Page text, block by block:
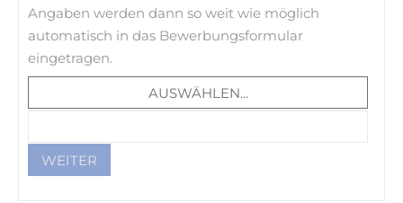
Angaben werden dann so weit wie möglich
automatisch in das Bewerbungsformular
eingetragen.